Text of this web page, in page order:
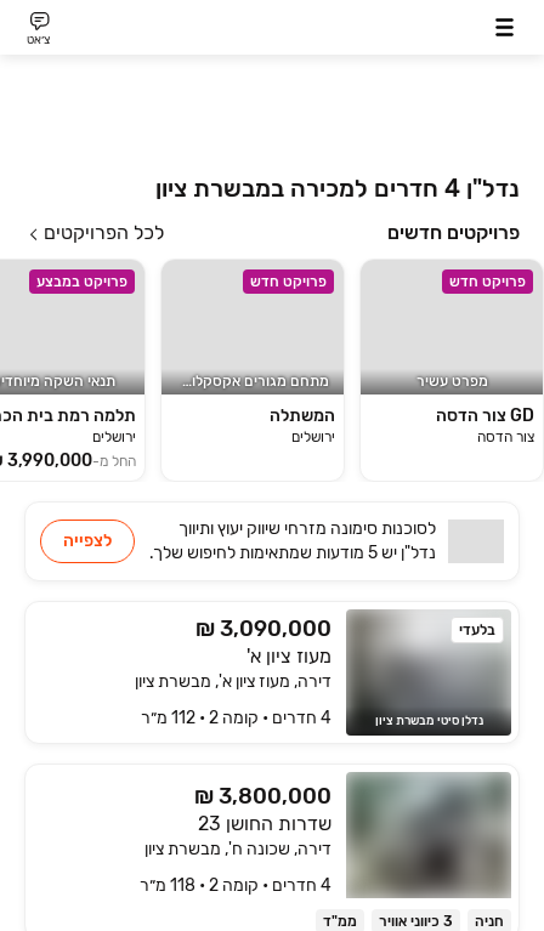
צ׳אט
נדל"ן 4 חדרים למכירה במבשרת ציון
פרויקטים חדשים לכל הפרויקטים
פרויקט חדש
מפרט עשיר
GD צור הדסה
צור הדסה
פרויקט חדש
מתחם מגורים אקסקלוסיבי!
המשתלה
ירושלים
פרויקט במבצע
תנאי השקה
ירושלים
החל מ-
לסוכנותסימונה מזרחי שיווק יעוץ ותיווך
נדל"ן יש 5 מודעות שמתאימות לחיפוש שלך.
לצפייה
בלעדי
נדלן סיטי מבשרת ציון
₪ 3,090,000
מעוז ציון א'
דירה, מעוז ציון א', מבשרת ציון
4 חדרים • קומה ‎2‏ • 112 מ״ר
₪ 3,800,000
שדרות החושן 23
דירה, שכונה ח', מבשרת ציון
4 חדרים • קומה ‎2‏ • 118 מ״ר
חניה 3 כיווני אוויר ממ"ד